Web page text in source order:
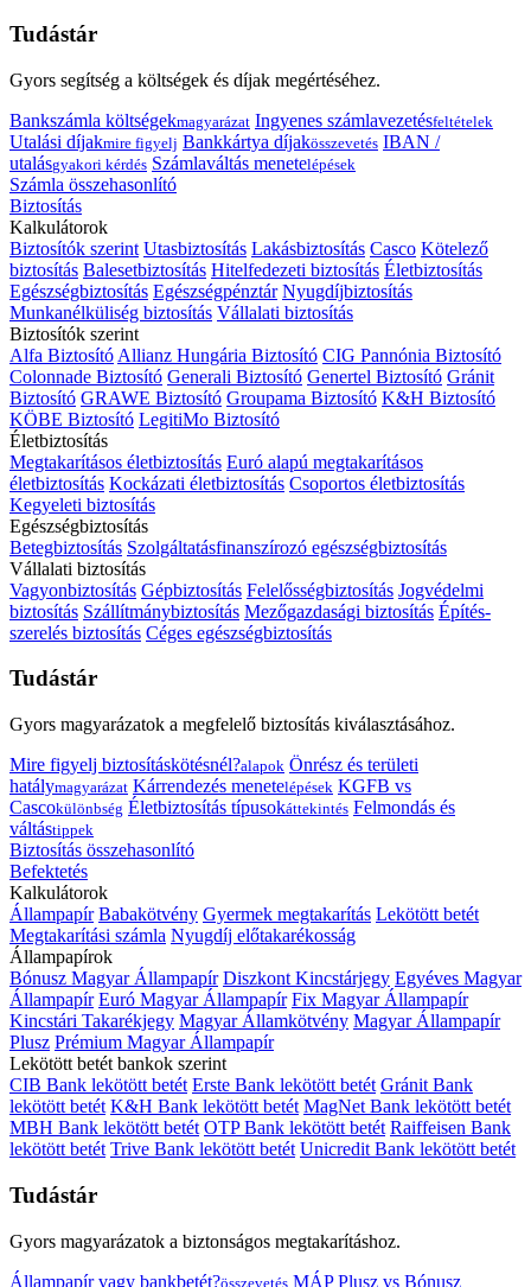
Tudástár
Gyors segítség a költségek és díjak megértéséhez.
Bankszámla költségekmagyarázat Ingyenes számlavezetésfeltételek
Utalási díjakmire figyelj Bankkártya díjakösszevetés IBAN /
utalásgyakori kérdés Számlaváltás menetelépések
Számla összehasonlító
Biztosítás
Kalkulátorok
Biztosítók szerint Utasbiztosítás Lakásbiztosítás Casco Kötelező
biztosítás Balesetbiztosítás Hitelfedezeti biztosítás Életbiztosítás
Egészségbiztosítás Egészségpénztár Nyugdíjbiztosítás
Munkanélküliség biztosítás Vállalati biztosítás
Biztosítók szerint
Alfa Biztosító Allianz Hungária Biztosító CIG Pannónia Biztosító
Colonnade Biztosító Generali Biztosító Genertel Biztosító Gránit
Biztosító GRAWE Biztosító Groupama Biztosító K&H Biztosító
KÖBE Biztosító LegitiMo Biztosító
Életbiztosítás
Megtakarításos életbiztosítás Euró alapú megtakarításos
életbiztosítás Kockázati életbiztosítás Csoportos életbiztosítás
Kegyeleti biztosítás
Egészségbiztosítás
Betegbiztosítás Szolgáltatásfinanszírozó egészségbiztosítás
Vállalati biztosítás
Vagyonbiztosítás Gépbiztosítás Felelősségbiztosítás Jogvédelmi
biztosítás Szállítmánybiztosítás Mezőgazdasági biztosítás Építés-
szerelés biztosítás Céges egészségbiztosítás
Tudástár
Gyors magyarázatok a megfelelő biztosítás kiválasztásához.
Mire figyelj biztosításkötésnél?alapok Önrész és területi
hatálymagyarázat Kárrendezés menetelépések KGFB vs
Cascokülönbség Életbiztosítás típusokáttekintés Felmondás és
váltástippek
Biztosítás összehasonlító
Befektetés
Kalkulátorok
Állampapír Babakötvény Gyermek megtakarítás Lekötött betét
Megtakarítási számla Nyugdíj előtakarékosság
Állampapírok
Bónusz Magyar Állampapír Diszkont Kincstárjegy Egyéves Magyar
Állampapír Euró Magyar Állampapír Fix Magyar Állampapír
Kincstári Takarékjegy Magyar Államkötvény Magyar Állampapír
Plusz Prémium Magyar Állampapír
Lekötött betét bankok szerint
CIB Bank lekötött betét Erste Bank lekötött betét Gránit Bank
lekötött betét K&H Bank lekötött betét MagNet Bank lekötött betét
MBH Bank lekötött betét OTP Bank lekötött betét Raiffeisen Bank
lekötött betét Trive Bank lekötött betét Unicredit Bank lekötött betét
Tudástár
Gyors magyarázatok a biztonságos megtakarításhoz.
Állampapír vagy bankbetét?összevetés MÁP Plusz vs Bónusz